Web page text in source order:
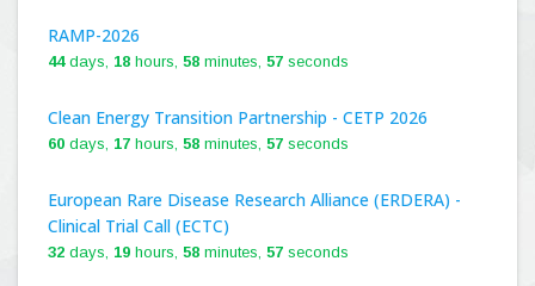
RAMP-2026
44days, 18 hours, 58 minutes, 56 seconds
Clean Energy Transition Partnership - CETP 2026
60 days, 17 hours, 58 minutes, 56 seconds
European Rare Disease Research Alliance (ERDERA) -
Clinical Trial Call (ECTC)
32 days, 19 hours, 58 minutes, 56 seconds